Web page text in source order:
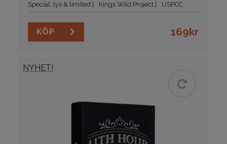
Special, lyx & limited Kings Wild Project USPCC
KÖP 169kr
NYHET!